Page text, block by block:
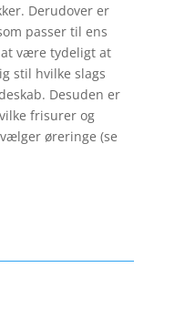
Derudover er
passer til ens
være tydeligt at
stil hvilke slags
Desuden er
frisurer og
øreringe (se